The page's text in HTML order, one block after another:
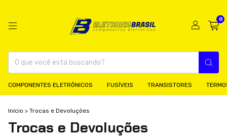
0
COMPONENTES ELETRÔNICOS FUSÍVEIS TRANSISTORES
Início > Trocas e Devoluções
Trocas e Devoluções